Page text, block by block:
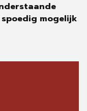
mogelijk